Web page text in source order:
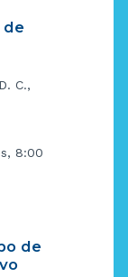
de
C.,
8:00
de